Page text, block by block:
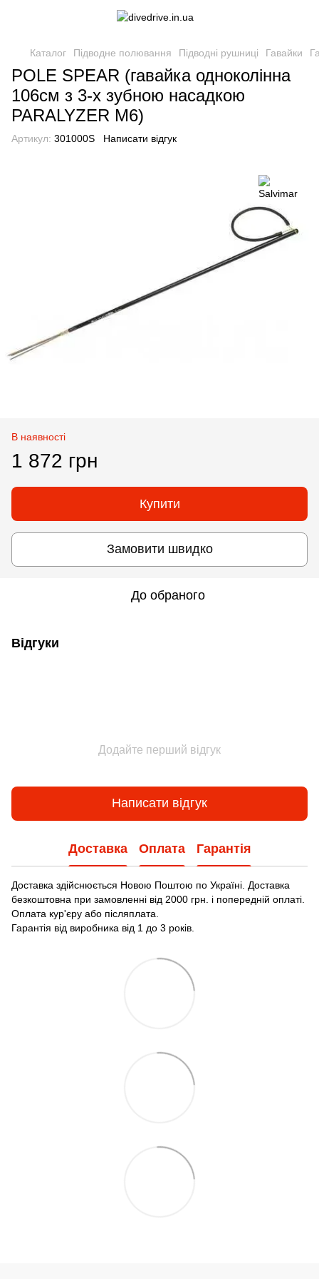
Каталог Підводне полювання Підводні рушниці Гавайки
POLE SPEAR (гавайка одноколінна
106см з 3-х зубною насадкою
PARALYZER M6)
Артикул: 301000S Написати відгук
В наявності
1 872 грн
Купити
Замовити швидко
До обраного
Відгуки
Додайте перший відгук
Написати відгук
Доставка Оплата Гарантія
Доставка здійснюється Новою Поштою по Україні. Доставка
безкоштовна при замовленні від 2000 грн. і попередній оплаті.
Оплата кур'єру або післяплата.
Гарантія від виробника від 1 до 3 років.